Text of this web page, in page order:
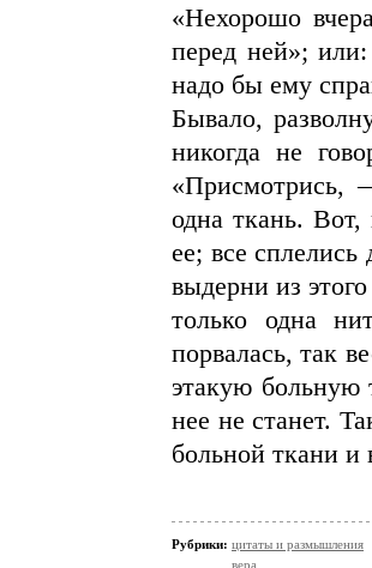
«Нехорошо
перед ней»;
надо бы ему
Бывало,
никогда не
одна ткань.
ее; все
выдерни из
только одна
порвалась, так
этакую больную
нее не станет.
больной ткани и
Рубрики: цитаты и размышления
вера